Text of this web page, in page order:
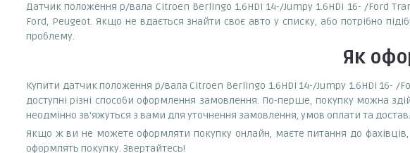
Датчик положення р/вала Citroen Berlingo 1.6HDi 14-/Jumpy 1.6HDi 16- /Ford
Ford, Peugeot. Якщо не вдається знайти своє авто у списку, або потрібно
проблему.
Як
Купити датчик положення р/вала Citroen Berlingo 1.6HDi 14-/Jumpy 1.6HDi 16- /
доступні різні способи оформлення замовлення. По-перше, покупку можна
неодмінно зв'яжуться з вами для уточнення замовлення, умов оплати та
Якщо ж ви не можете оформляти покупку онлайн, маєте питання до
оформлять покупку. Звертайтесь!